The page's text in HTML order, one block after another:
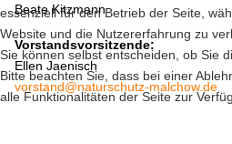
Beate Kitzmann
Vorstandsvorsitzende:
Ellen Jaenisch
vorstand@naturschutz-malchow.de
essenziell für den Betrieb der Seite,
Website und die Nutzererfahrung zu
Sie können selbst entscheiden, ob Sie
Bitte beachten Sie, dass bei einer
alle Funktionalitäten der Seite zur